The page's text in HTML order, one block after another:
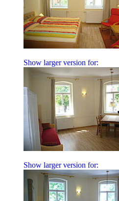
Show larger version for:
Show larger version for: